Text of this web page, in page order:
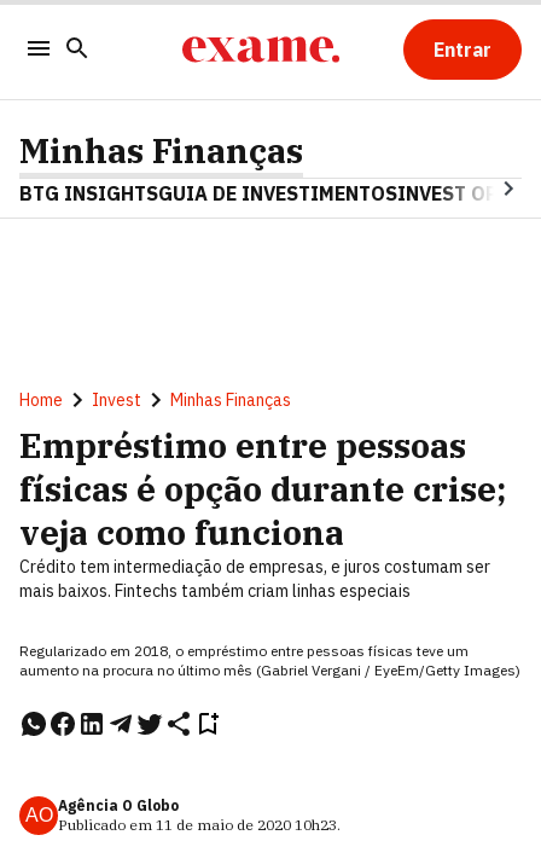
Entrar
Minhas Finanças
BTG INSIGHTSGUIA DE INVESTIMENTOSINVEST OPINA
Home Invest Minhas Finanças
Empréstimo entre pessoas
físicas é opção durante crise;
veja como funciona
Crédito tem intermediação de empresas, e juros costumam ser
mais baixos. Fintechs também criam linhas especiais
Regularizado em 2018, o empréstimo entre pessoas físicas teve um
aumento na procura no último mês (Gabriel Vergani / EyeEm/Getty Images)
AO Agência O Globo
Publicado em 11 de maio de 2020 10h23.